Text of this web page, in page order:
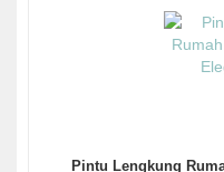
Pintu Lengkung